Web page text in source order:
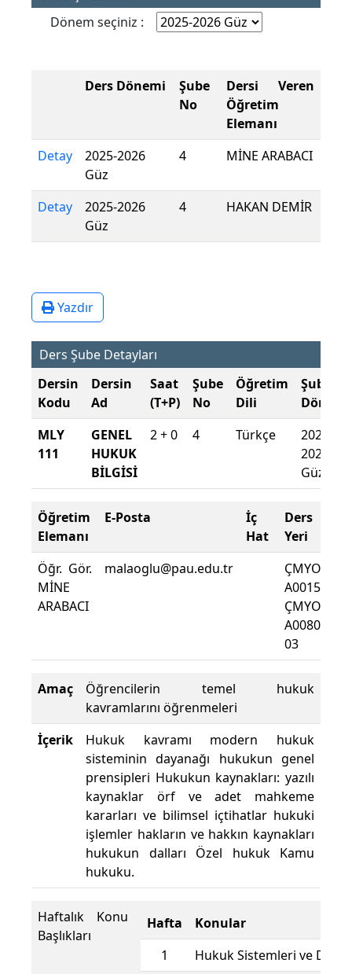
Dönem seçiniz :
Ders Dönemi
Şube
No
Dersi Veren
Öğretim
Elemanı
Detay
2025-2026
Güz
4 MİNE ARABACI
Detay
2025-2026
Güz
4 HAKAN DEMİR
Yazdır
Ders Şube Detayları
Dersin
Kodu
Dersin
Ad
Saat
(T+P)
Şube
No
Öğretim
Dili
Şube
Dönemi
MLY
111
GENEL
HUKUK
BİLGİSİ
2 + 0 4 Türkçe
2025-
2026
Güz
Öğretim
Elemanı
E-Posta
İç
Hat
Ders
Yeri
Öğr. Gör.
MİNE
ARABACI
malaoglu@pau.edu.tr
ÇMYO
A0015
ÇMYO
A0080-
03
Amaç
Öğrencilerin temel hukuk
kavramlarını öğrenmeleri
İçerik
Hukuk kavramı modern hukuk
sisteminin dayanağı hukukun genel
prensipleri Hukukun kaynakları: yazılı
kaynaklar örf ve adet mahkeme
kararları ve bilimsel içtihatlar hukuki
işlemler hakların ve hakkın kaynakları
hukukun dalları Özel hukuk Kamu
hukuku.
Haftalık Konu
Başlıkları
Hafta
Konular
1
Hukuk Sistemleri ve